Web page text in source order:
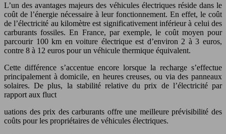
L’un des avantages majeurs des véhicules électriques réside dans le
coût de l’énergie nécessaire à leur fonctionnement. En effet, le coût
de l’électricité au kilomètre est significativement inférieur à celui des
carburants fossiles. En France, par exemple, le coût moyen pour
parcourir 100 km en voiture électrique est d’environ 2 à 3 euros,
contre 8 à 12 euros pour un véhicule thermique équivalent.
Cette différence s’accentue encore lorsque la recharge s’effectue
principalement à domicile, en heures creuses, ou via des panneaux
solaires. De plus, la stabilité relative du prix de l’électricité par
rapport aux fluct
uations des prix des carburants offre une meilleure prévisibilité des
coûts pour les propriétaires de véhicules électriques.